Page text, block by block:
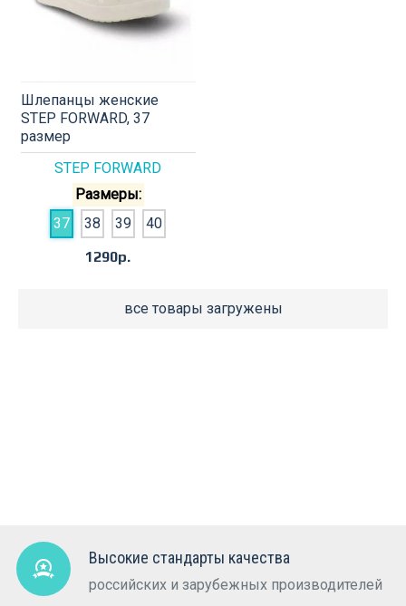
STEP FORWARD
Шлепанцы женские
STEP FORWARD, 37
размер
Размеры:
37
38 39
40
1290р.
все товары загружены
Высокие стандарты качества
российских и зарубежных производителей